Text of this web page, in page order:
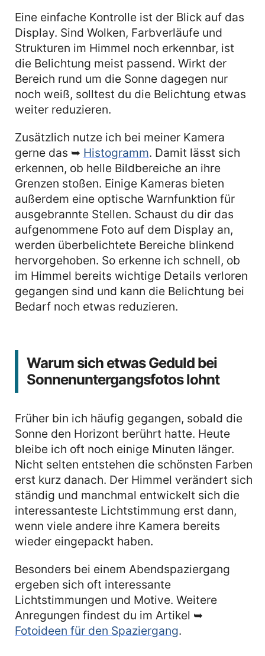
Eine einfache Kontrolle ist der Blick auf das
Display. Sind Wolken, Farbverläufe und
Strukturen im Himmel noch erkennbar, ist
die Belichtung meist passend. Wirkt der
Bereich rund um die Sonne dagegen nur
noch weiß, solltest du die Belichtung etwas
weiter reduzieren.
Zusätzlich nutze ich bei meiner Kamera
gerne das ➥ Histogramm. Damit lässt sich
erkennen, ob helle Bildbereiche an ihre
Grenzen stoßen. Einige Kameras bieten
außerdem eine optische Warnfunktion für
ausgebrannte Stellen. Schaust du dir das
aufgenommene Foto auf dem Display an,
werden überbelichtete Bereiche blinkend
hervorgehoben. So erkenne ich schnell, ob
im Himmel bereits wichtige Details verloren
gegangen sind und kann die Belichtung bei
Bedarf noch etwas reduzieren.
Warum sich etwas Geduld bei
Sonnenuntergangsfotos lohnt
Früher bin ich häufig gegangen, sobald die
Sonne den Horizont berührt hatte. Heute
bleibe ich oft noch einige Minuten länger.
Nicht selten entstehen die schönsten Farben
erst kurz danach. Der Himmel verändert sich
ständig und manchmal entwickelt sich die
interessanteste Lichtstimmung erst dann,
wenn viele andere ihre Kamera bereits
wieder eingepackt haben.
Besonders bei einem Abendspaziergang
ergeben sich oft interessante
Lichtstimmungen und Motive. Weitere
Anregungen findest du im Artikel ➥
Fotoideen für den Spaziergang.